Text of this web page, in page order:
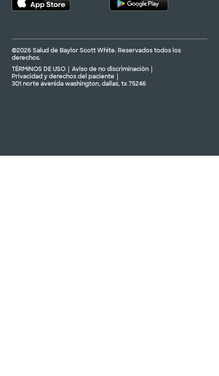
©2026 Salud de Baylor Scott White. Reservados todos los
derechos.
TÉRMINOS DE USO
Aviso de no discriminación
Privacidad y derechos del paciente
301 norte avenida washington, dallas, tx 75246